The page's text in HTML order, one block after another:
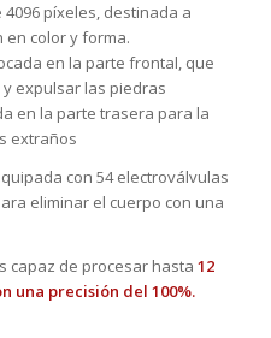
4096 píxeles, destinada a
color y forma.
en la parte frontal, que
expulsar las piedras
en la parte trasera para la
extraños
con 54 electroválvulas
eliminar el cuerpo con una
capaz de procesar hasta 12
una precisión del 100%.